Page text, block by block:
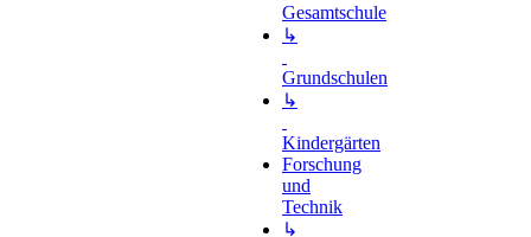
Gesamtschule
↳
Grundschulen
↳
Kindergärten
Forschung
und
Technik
↳